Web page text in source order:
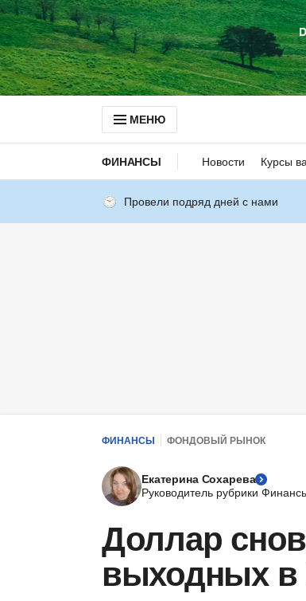
МЕНЮ
ФИНАНСЫ Новости Курсы
Провели подряд дней с нами
ФИНАНСЫ ФОНДОВЫЙ РЫНОК
Екатерина Сохарева
Руководитель рубрики
Доллар
выходных в